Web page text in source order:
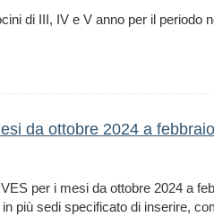
di III, IV e V anno per il periodo
da ottobre 2024 a
per i mesi da ottobre 2024 a
più sedi specificato di inserire,